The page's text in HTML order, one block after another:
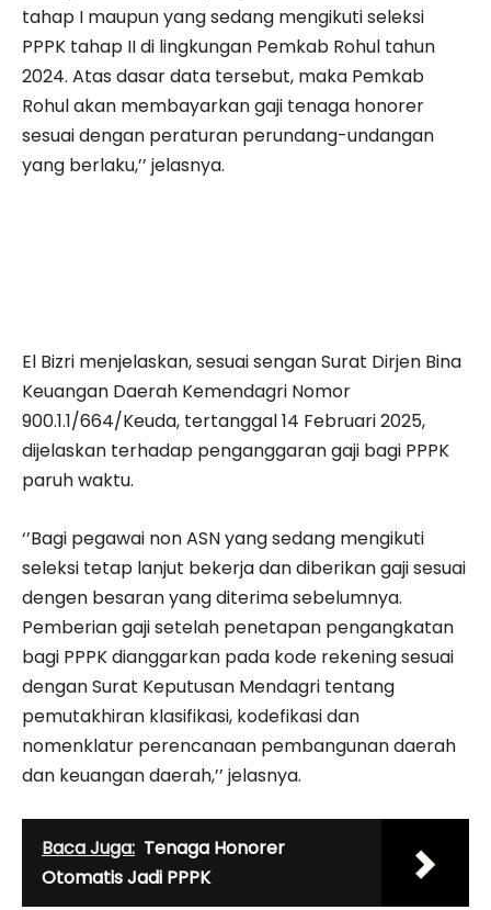
tahap I maupun yang sedang mengikuti seleksi
PPPK tahap II di lingkungan Pemkab Rohul tahun
2024. Atas dasar data tersebut, maka Pemkab
Rohul akan membayarkan gaji tenaga honorer
sesuai dengan peraturan perundang-undangan
yang berlaku,’’ jelasnya.
El Bizri menjelaskan, sesuai sengan Surat Dirjen Bina
Keuangan Daerah Kemendagri Nomor
900.1.1/664/Keuda, tertanggal 14 Februari 2025,
dijelaskan terhadap penganggaran gaji bagi PPPK
paruh waktu.
‘’Bagi pegawai non ASN yang sedang mengikuti
seleksi tetap lanjut bekerja dan diberikan gaji sesuai
dengen besaran yang diterima sebelumnya.
Pemberian gaji setelah penetapan pengangkatan
bagi PPPK dianggarkan pada kode rekening sesuai
dengan Surat Keputusan Mendagri tentang
pemutakhiran klasifikasi, kodefikasi dan
nomenklatur perencanaan pembangunan daerah
dan keuangan daerah,’’ jelasnya.
Baca Juga: Tenaga Honorer
Otomatis Jadi PPPK